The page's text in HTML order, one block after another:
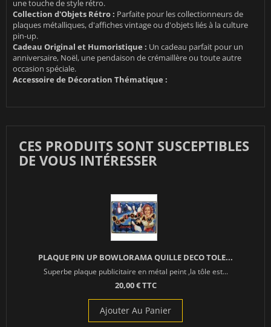
une touche de style rétro.
Collection d'Objets Rétro : Parfaite pour les collectionneurs de
plaques métalliques, d'affiches vintage ou d'objets liés à la culture
pin-up.
Cadeau Original et Humoristique : Un cadeau parfait pour un
anniversaire, Noël, une pendaison de crémaillère ou toute autre
occasion spéciale.
Accessoire de Décoration Thématique :
CES PRODUITS SONT SUSCEPTIBLES
DE VOUS INTÉRESSER
PLAQUE PIN UP BOWLORAMA QUILLE DECO TOLE...
Superbe plaque publicitaire en métal peint ,la tôle est...
20,00 € TTC
Ajouter Au Panier